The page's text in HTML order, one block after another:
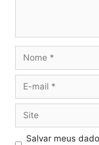
mail
Salvar meus